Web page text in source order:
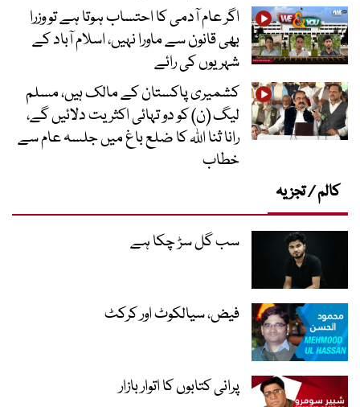
اگر عام آدمی کا احتساب ہوتا ہے تو وزرا
بھی قانون سے ماورا نہیں، اسلام آباد کے
شہریوں کی رائے
کشمیری پاکستان کے مالک ہیں، مسلم
لیگ (ن) کو دو تہائی اکثریت دلائیں گے،
رانا ثنا اللہ کا ضلع باغ میں جلسہ عام سے
خطاب
کالم / تجزیہ
سب گل سڑ چکا ہے
فیض، سیالکوٹ اور کرکٹ
پرانی کتابوں کا اتوار بازار